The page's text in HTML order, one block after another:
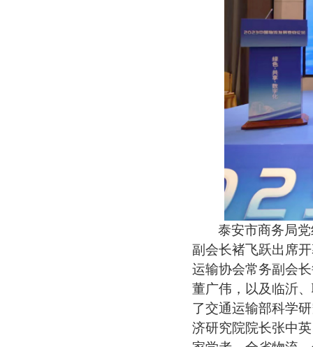
泰安市商务局
副会长褚飞跃出席
运输协会常务副会
董广伟，以及临沂
了交通运输部科学
济研究院院长张中